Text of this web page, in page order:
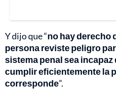
Y dijo que “no hay derecho
persona reviste peligro
sistema penal sea
cumplir eficientemente la
corresponde”.